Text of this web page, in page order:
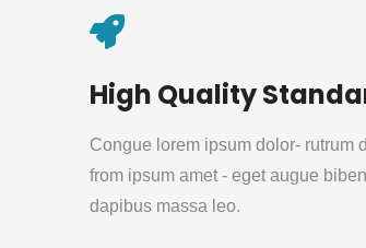
High Quality
Congue lorem ipsum dolor- rutrum
from ipsum amet - eget augue
dapibus massa leo.